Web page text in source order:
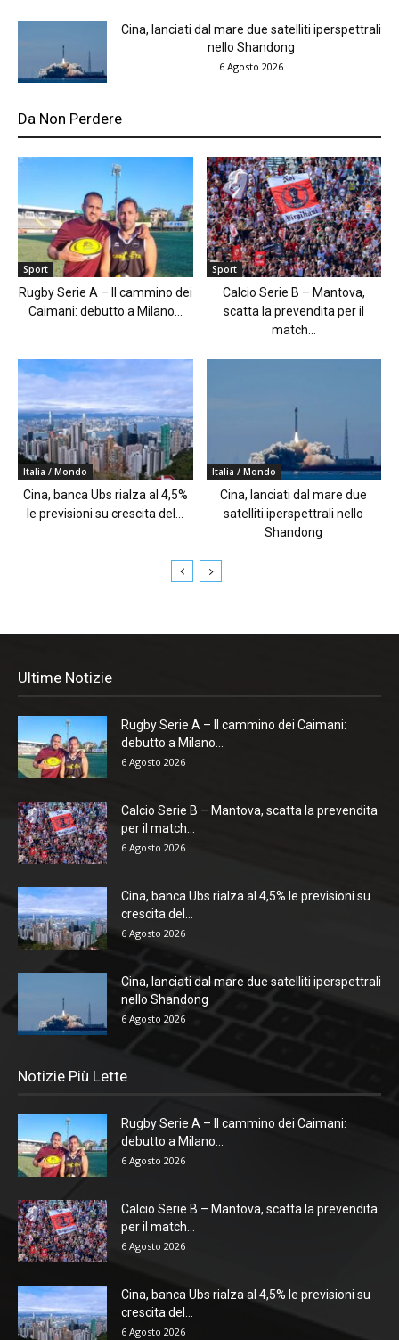
Cina, lanciati dal mare due satelliti iperspettrali
nello Shandong
6 Agosto 2026
Da Non Perdere
Sport
Rugby Serie A – Il cammino dei
Caimani: debutto a Milano...
Sport
Calcio Serie B – Mantova,
scatta la prevendita per il
match...
Italia / Mondo
Cina, banca Ubs rialza al 4,5%
le previsioni su crescita del...
Italia / Mondo
Cina, lanciati dal mare due
satelliti iperspettrali nello
Shandong
Ultime Notizie
Rugby Serie A – Il cammino dei Caimani:
debutto a Milano...
6 Agosto 2026
Calcio Serie B – Mantova, scatta la prevendita
per il match...
6 Agosto 2026
Cina, banca Ubs rialza al 4,5% le previsioni su
crescita del...
6 Agosto 2026
Cina, lanciati dal mare due satelliti iperspettrali
nello Shandong
6 Agosto 2026
Notizie Più Lette
Rugby Serie A – Il cammino dei Caimani:
debutto a Milano...
6 Agosto 2026
Calcio Serie B – Mantova, scatta la prevendita
per il match...
6 Agosto 2026
Cina, banca Ubs rialza al 4,5% le previsioni su
crescita del...
6 Agosto 2026